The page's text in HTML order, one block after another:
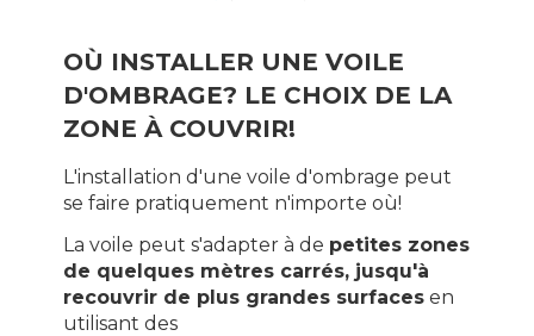
OÙ INSTALLER UNE VOILE
D'OMBRAGE? LE CHOIX DE LA
ZONE À COUVRIR!
L'installation d'une voile d'ombrage peut
se faire pratiquement n'importe où!
La voile peut s'adapter à de petites zones
de quelques mètres carrés, jusqu'à
recouvrir de plus grandes surfacesen
utilisant des